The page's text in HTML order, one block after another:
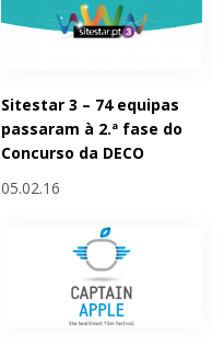
Sitestar 3 – 74 equipas
passaram à 2.ª fase do
Concurso da DECO
05.02.16